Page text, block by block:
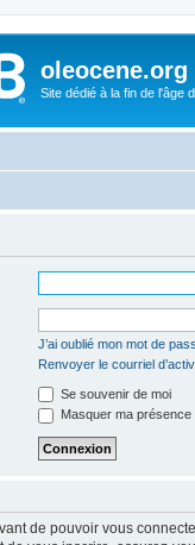
oleocene.org
Site dédié à la fin de l'âge
J’ai oublié mon mot de
Renvoyer le courriel
Se souvenir de moi
Masquer ma
de pouvoir vous